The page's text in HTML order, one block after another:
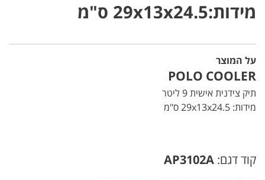
מידות:29x13x24.5 ס"מ
על המוצר
POLO COOLER
תיק צידנית אישית 9 ליטר
מידות: 29x13x24.5 ס"מ
קוד דגם: AP3102A